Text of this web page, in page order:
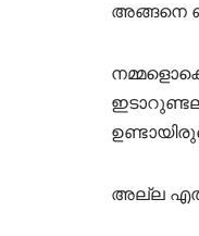
അങ്ങനെ
അല്ല